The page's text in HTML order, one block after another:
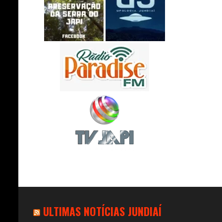
ULTIMAS NOTÍCIAS JUNDIAÍ